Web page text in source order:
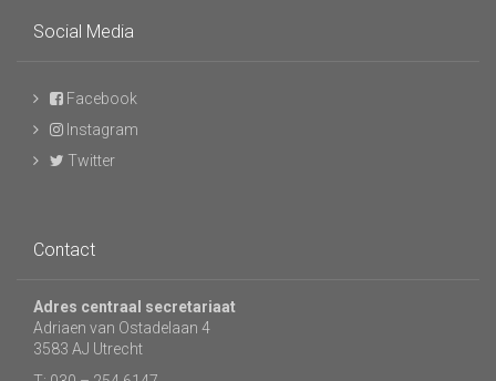
Social Media
Facebook
Instagram
Twitter
Contact
Adres centraal secretariaat
Adriaen van Ostadelaan 4
3583 AJ Utrecht